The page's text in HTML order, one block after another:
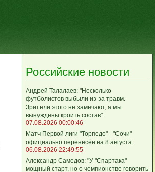
Российские новости
Андрей Талалаев: "Несколько
футболистов выбыли из-за травм.
Зрители этого не замечают, а мы
вынуждены кроить состав".
07.08.2026 00:00:46
Матч Первой лиги "Торпедо" - "Сочи"
официально перенесён на 8 августа.
06.08.2026 22:49:55
Александр Самедов: "У "Спартака"
мощный старт, но о чемпионстве говорить